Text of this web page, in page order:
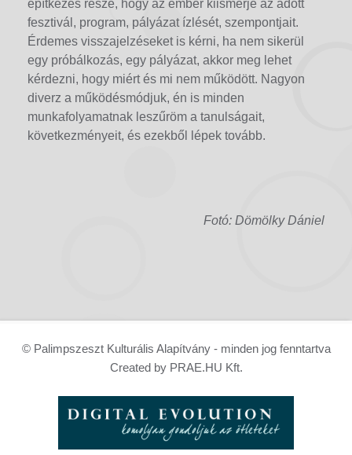
építkezés része, hogy az ember kiismerje az adott
fesztivál, program, pályázat ízlését, szempontjait.
Érdemes visszajelzéseket is kérni, ha nem sikerül
egy próbálkozás, egy pályázat, akkor meg lehet
kérdezni, hogy miért és mi nem működött. Nagyon
diverz a működésmódjuk, én is minden
munkafolyamatnak leszűröm a tanulságait,
következményeit, és ezekből lépek tovább.
Fotó: Dömölky Dániel
© Palimpszeszt Kulturális Alapítvány - minden jog fenntartva
Created by PRAE.HU Kft.